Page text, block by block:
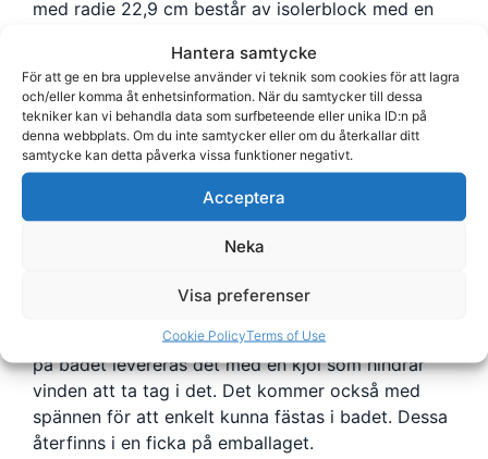
Hantera samtycke
För att ge en bra upplevelse använder vi teknik som cookies för att lagra
och/eller komma åt enhetsinformation. När du samtycker till dessa
tekniker kan vi behandla data som surfbeteende eller unika ID:n på
denna webbplats. Om du inte samtycker eller om du återkallar ditt
samtycke kan detta påverka vissa funktioner negativt.
Acceptera
Neka
Visa preferenser
Cookie PolicyTerms of Use
med radie 22,9 cm består av isolerblock med en
Förstärkning sker via galvad U-balk av stål (stål är
överlägset aluminium i styrka och vridstyvhet) som
är inbäddad i isolerblocket vilket gör att den inte
riskerar att skada fuktspärren.
vaccumsuget, varmsvetsat och tillverkat i
är oerhört viktigt för isoleringen. Detta lock har
därför en maximal tjocklek på 127 mm på mitten
och 102 mm på sidorna för effektiv
vattenavrinning. För att locket ska ligga kvar bra
på badet levereras det med en kjol som hindrar
vinden att ta tag i det. Det kommer också med
spännen för att enkelt kunna fästas i badet. Dessa
återfinns i en ficka på emballaget.